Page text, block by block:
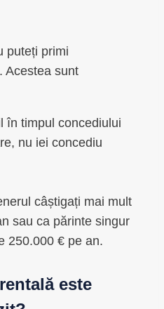
puteți primi
Acestea sunt
în timpul concediului
nu iei concediu
câștigați mai mult
sau ca părinte singur
250.000 € pe an.
este